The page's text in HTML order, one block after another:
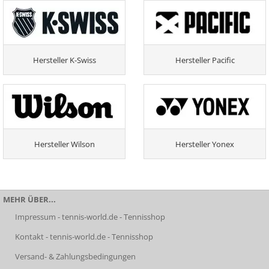
Hersteller K-Swiss Hersteller Pacific
Hersteller Wilson Hersteller Yonex
MEHR ÜBER...
Impressum - tennis-world.de - Tennisshop
Kontakt - tennis-world.de - Tennisshop
Versand- & Zahlungsbedingungen